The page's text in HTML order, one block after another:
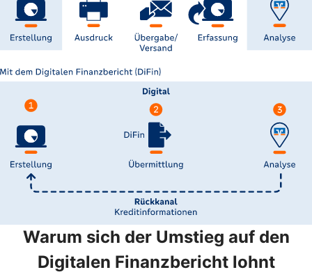
Warum sich der Umstieg auf den
Digitalen Finanzbericht lohnt